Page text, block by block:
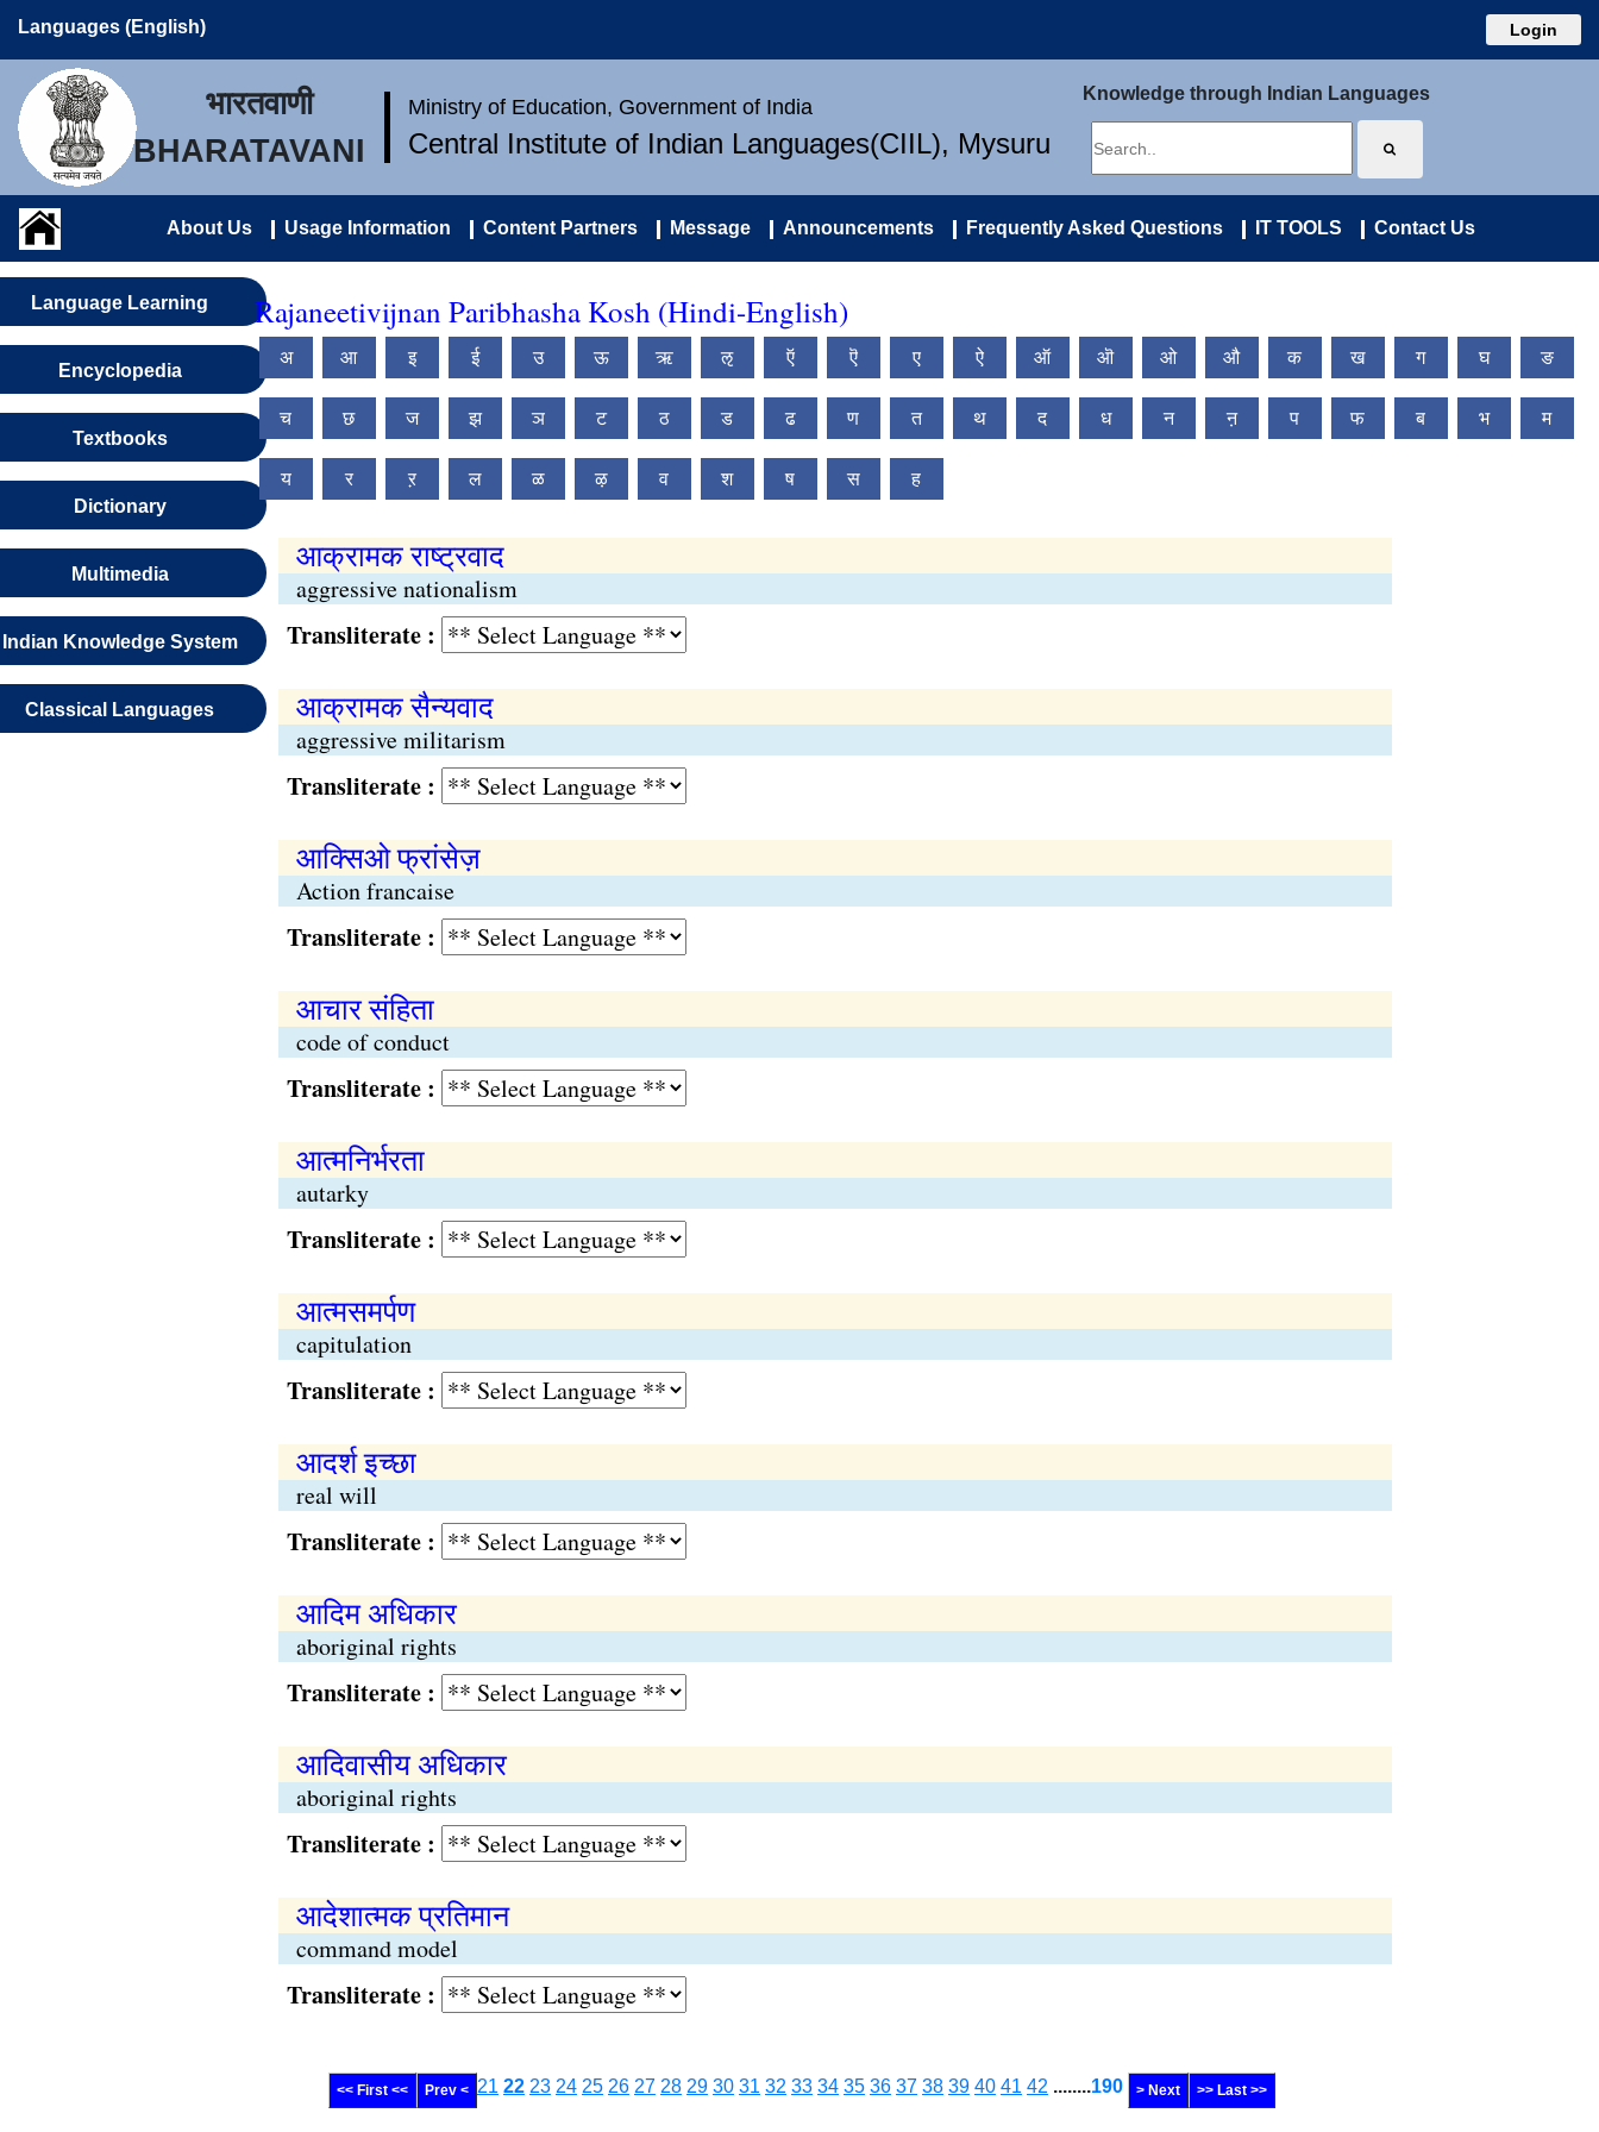
Languages (English) Login
भारतवाणी
BHARATAVANI
Ministry of Education, Government of India
Central Institute of Indian Languages(CIIL), Mysuru
Knowledge through Indian Languages
About Us Usage Information Content Partners Message Announcements Frequently Asked Questions IT TOOLS Contact Us
Language Learning
Encyclopedia
Textbooks
Dictionary
Multimedia
Indian Knowledge System
Classical Languages
Rajaneetivijnan Paribhasha Kosh (Hindi-English)
अ आ इ ई उ ऊ ऋ ऌ ऍ ऎ ए ऐ ऑ ऒ ओ औ क ख ग घ ङ
च छ ज झ ञ ट ठ ड ढ ण त थ द ध न ऩ प फ ब भ म
य र ऱ ल ळ ऴ व श ष स ह
आक्रामक राष्ट्रवाद
aggressive nationalism
Transliterate :
आक्रामक सैन्यवाद
aggressive militarism
Transliterate :
आक्सिओ फ्रांसेज़
Action francaise
Transliterate :
आचार संहिता
code of conduct
Transliterate :
आत्मनिर्भरता
autarky
Transliterate :
आत्मसमर्पण
capitulation
Transliterate :
आदर्श इच्छा
real will
Transliterate :
आदिम अधिकार
aboriginal rights
Transliterate :
आदिवासीय अधिकार
aboriginal rights
Transliterate :
आदेशात्मक प्रतिमान
command model
Transliterate :
<< First << Prev < 21 22 23 24 25 26 27 28 29 30 31 32 33 34 35 36 37 38 39 40 41 42 ........190 > Next >> Last >>